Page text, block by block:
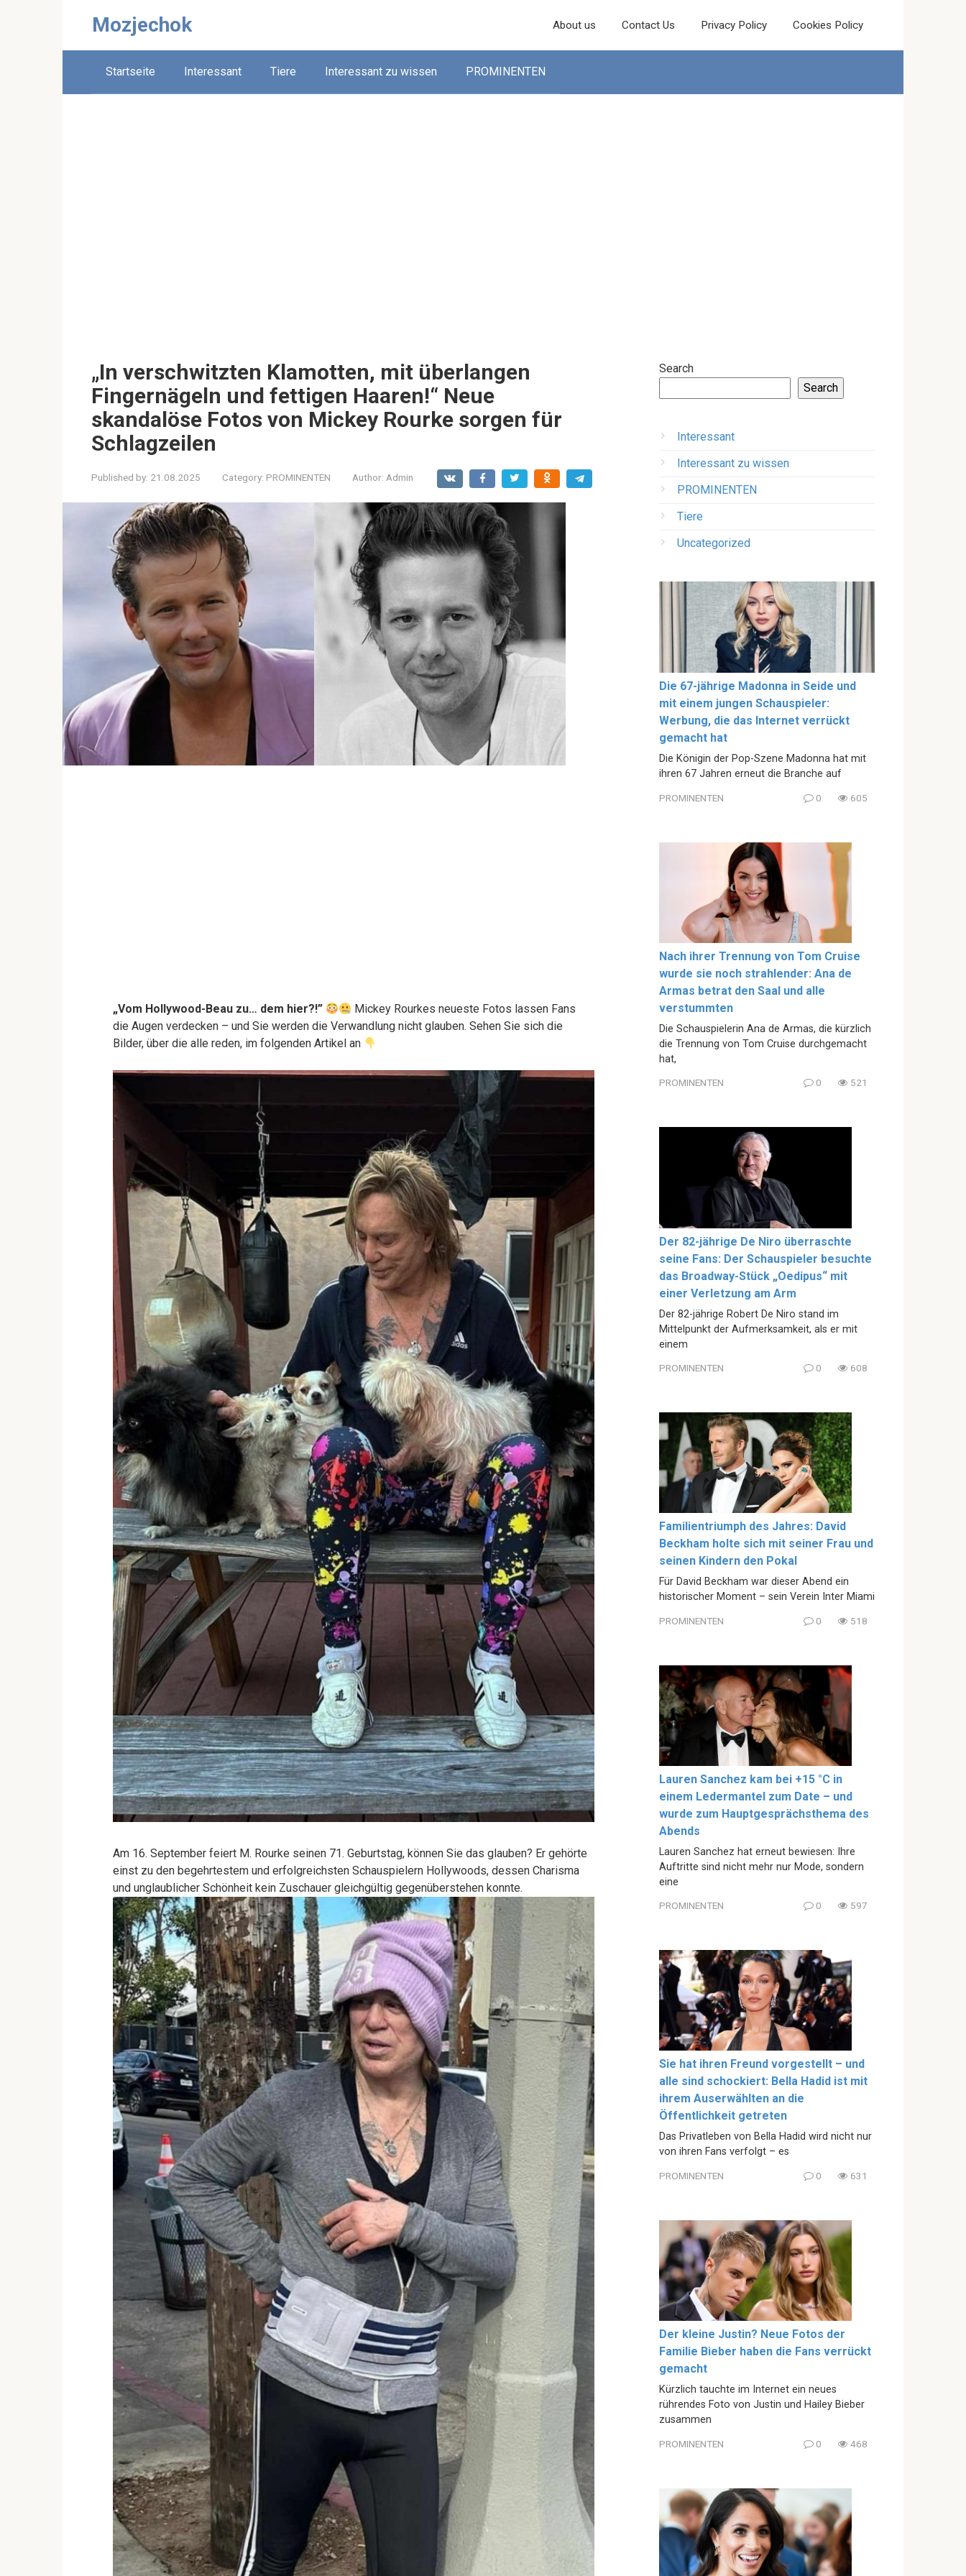
Mozjechok About us Contact Us Privacy Policy Cookies Policy
Startseite Interessant Tiere Interessant zu wissen PROMINENTEN
„In verschwitzten Klamotten, mit überlangen
Fingernägeln und fettigen Haaren!“ Neue
skandalöse Fotos von Mickey Rourke sorgen für
Schlagzeilen
Published by: 21.08.2025 Category: PROMINENTEN Author: Admin
„Vom Hollywood-Beau zu… dem hier?!”
Mickey Rourkes neueste Fotos lassen Fans
die Augen verdecken – und Sie werden die Verwandlung nicht glauben. Sehen Sie sich die
Bilder, über die alle reden, im folgenden Artikel an
Am 16. September feiert M. Rourke seinen 71. Geburtstag, können Sie das glauben? Er gehörte
einst zu den begehrtestem und erfolgreichsten Schauspielern Hollywoods, dessen Charisma
und unglaublicher Schönheit kein Zuschauer gleichgültig gegenüberstehen konnte.
Search
Search
Interessant
Interessant zu wissen
PROMINENTEN
Tiere
Uncategorized
Die 67-jährige Madonna in Seide und
mit einem jungen Schauspieler:
Werbung, die das Internet verrückt
gemacht hat
Die Königin der Pop-Szene Madonna hat mit
ihren 67 Jahren erneut die Branche auf
PROMINENTEN 0 605
Nach ihrer Trennung von Tom Cruise
wurde sie noch strahlender: Ana de
Armas betrat den Saal und alle
verstummten
Die Schauspielerin Ana de Armas, die kürzlich
die Trennung von Tom Cruise durchgemacht
hat,
PROMINENTEN 0 521
Der 82-jährige De Niro überraschte
seine Fans: Der Schauspieler besuchte
das Broadway-Stück „Oedipus“ mit
einer Verletzung am Arm
Der 82-jährige Robert De Niro stand im
Mittelpunkt der Aufmerksamkeit, als er mit
einem
PROMINENTEN 0 608
Familientriumph des Jahres: David
Beckham holte sich mit seiner Frau und
seinen Kindern den Pokal
Für David Beckham war dieser Abend ein
historischer Moment – sein Verein Inter Miami
PROMINENTEN 0 518
Lauren Sanchez kam bei +15 °C in
einem Ledermantel zum Date – und
wurde zum Hauptgesprächsthema des
Abends
Lauren Sanchez hat erneut bewiesen: Ihre
Auftritte sind nicht mehr nur Mode, sondern
eine
PROMINENTEN 0 597
Sie hat ihren Freund vorgestellt – und
alle sind schockiert: Bella Hadid ist mit
ihrem Auserwählten an die
Öffentlichkeit getreten
Das Privatleben von Bella Hadid wird nicht nur
von ihren Fans verfolgt – es
PROMINENTEN 0 631
Der kleine Justin? Neue Fotos der
Familie Bieber haben die Fans verrückt
gemacht
Kürzlich tauchte im Internet ein neues
rührendes Foto von Justin und Hailey Bieber
zusammen
PROMINENTEN 0 468